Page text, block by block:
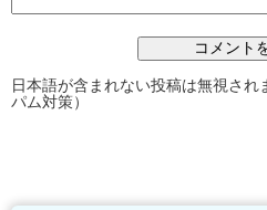
日本語が含まれない投稿は無視され
パム対策）